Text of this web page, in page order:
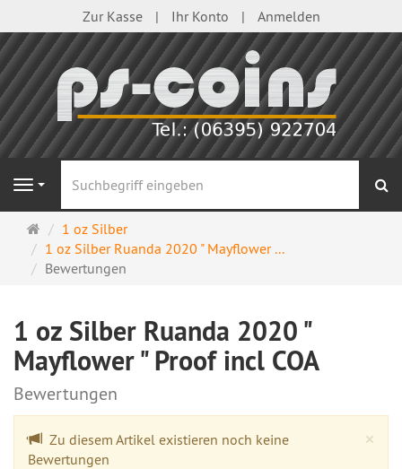
Zur Kasse Ihr Konto Anmelden
Navigation
Startseite
1 oz Silber
1 oz Silber Ruanda 2020 " Mayflower ...
Bewertungen
1 oz Silber Ruanda 2020 "
Mayflower " Proof incl COA
Bewertungen
×
Zu diesem Artikel existieren noch keine
Bewertungen